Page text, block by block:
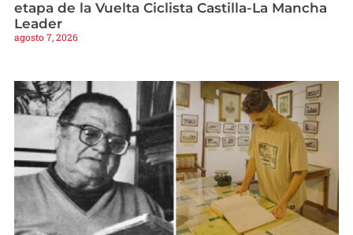
etapa de la Vuelta Ciclista Castilla-La Mancha
Leader
agosto 7, 2026